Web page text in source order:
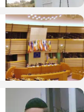
בארץ